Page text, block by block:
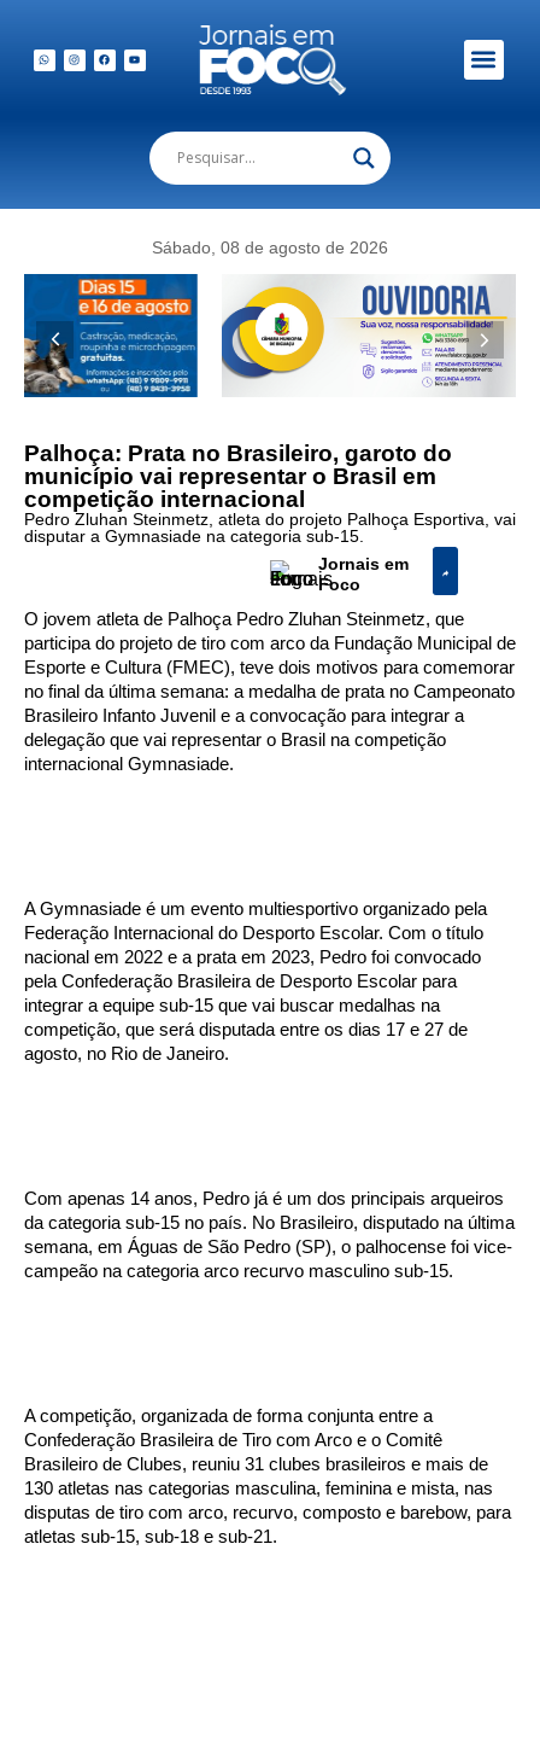
Sábado, 08 de agosto de 2026
Palhoça: Prata no Brasileiro, garoto do
município vai representar o Brasil em
competição internacional
Pedro Zluhan Steinmetz, atleta do projeto Palhoça Esportiva, vai
disputar a Gymnasiade na categoria sub-15.
Jornais em
Foco
O jovem atleta de Palhoça Pedro Zluhan Steinmetz, que
participa do projeto de tiro com arco da Fundação Municipal de
Esporte e Cultura (FMEC), teve dois motivos para comemorar
no final da última semana: a medalha de prata no Campeonato
Brasileiro Infanto Juvenil e a convocação para integrar a
delegação que vai representar o Brasil na competição
internacional Gymnasiade.
A Gymnasiade é um evento multiesportivo organizado pela
Federação Internacional do Desporto Escolar. Com o título
nacional em 2022 e a prata em 2023, Pedro foi convocado
pela Confederação Brasileira de Desporto Escolar para
integrar a equipe sub-15 que vai buscar medalhas na
competição, que será disputada entre os dias 17 e 27 de
agosto, no Rio de Janeiro.
Com apenas 14 anos, Pedro já é um dos principais arqueiros
da categoria sub-15 no país. No Brasileiro, disputado na última
semana, em Águas de São Pedro (SP), o palhocense foi vice-
campeão na categoria arco recurvo masculino sub-15.
A competição, organizada de forma conjunta entre a
Confederação Brasileira de Tiro com Arco e o Comitê
Brasileiro de Clubes, reuniu 31 clubes brasileiros e mais de
130 atletas nas categorias masculina, feminina e mista, nas
disputas de tiro com arco, recurvo, composto e barebow, para
atletas sub-15, sub-18 e sub-21.